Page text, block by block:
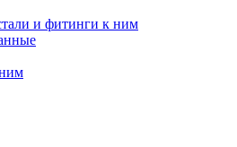
и фитинги к ним